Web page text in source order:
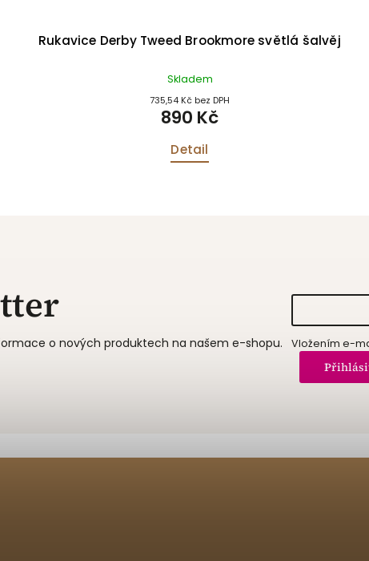
Rukavice Derby Tweed Brookmore světlá šalvěj
Skladem
735,54 Kč bez DPH
890 Kč
Detail
o nových produktech na našem e-shopu. Vložením e-